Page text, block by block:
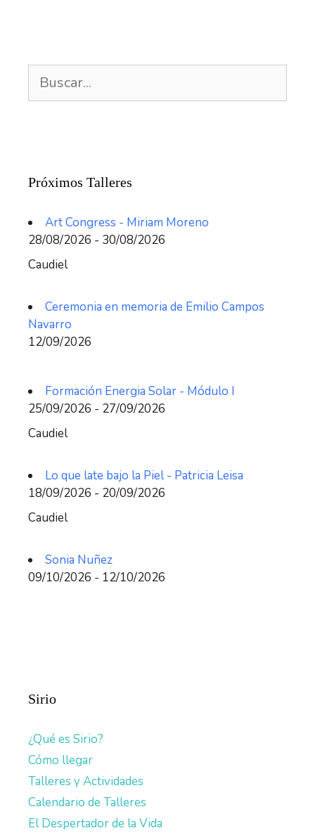
Próximos Talleres
Art Congress - Miriam Moreno
28/08/2026 - 30/08/2026
Caudiel
Ceremonia en memoria de Emilio Campos
Navarro
12/09/2026
Formación Energia Solar - Módulo I
25/09/2026 - 27/09/2026
Caudiel
Lo que late bajo la Piel - Patricia Leisa
18/09/2026 - 20/09/2026
Caudiel
Sonia Nuñez
09/10/2026 - 12/10/2026
Sirio
¿Qué es Sirio?
Cómo llegar
Talleres y Actividades
Calendario de Talleres
El Despertador de la Vida